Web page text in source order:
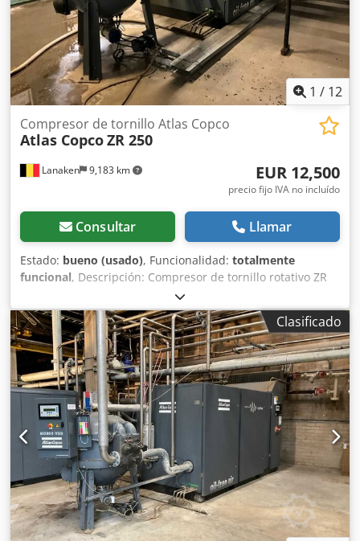
1 / 12
Lanaken 9,183 km
Compresor de tornillo Atlas Copco
Atlas CopcoZR 250
EUR 12,500
precio fijo IVA no incluído
Consultar Llamar
Estado: bueno (usado), Funcionalidad: totalmente
funcional, Descripción: Compresor de tornillo rotativo ZR
250 1998 Características: Capacidad 7,50 bar Potencia 245
kW Tensión 500 V Crsdjvyrq Aspfx Amhsf
Clasificado